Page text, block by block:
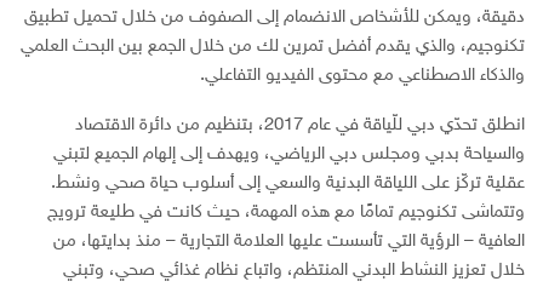
دقيقة، ويمكن للأشخاص الانضمام إلى الصفوف من خلال تحميل تطبيق
تكنوجيم، والذي يقدم أفضل تمرين لك من خلال الجمع بين البحث العلمي
والذكاء الاصطناعي مع محتوى الفيديو التفاعلي.
انطلق تحدّي دبي للّياقة في عام 2017، بتنظيم من دائرة الاقتصاد
والسياحة بدبي ومجلس دبي الرياضي، ويهدف إلى إلهام الجميع لتبني
عقلية تركّز على اللياقة البدنية والسعي إلى أسلوب حياة صحي ونشط.
وتتماشى تكنوجيم تمامًا مع هذه المهمة، حيث كانت في طليعة ترويج
العافية – الرؤية التي تأسست عليها العلامة التجارية – منذ بدايتها، من
خلال تعزيز النشاط البدني المنتظم، واتباع نظام غذائي صحي، وتبني